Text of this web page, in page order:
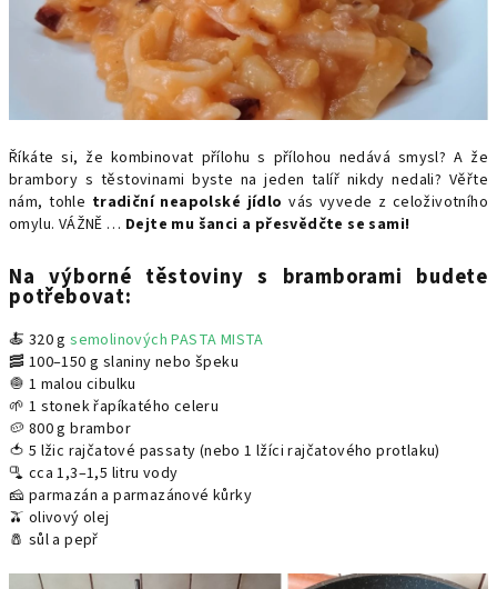
Říkáte si, že kombinovat přílohu s přílohou nedává smysl? A že
brambory s těstovinami byste na jeden talíř nikdy nedali? Věřte
nám, tohle tradiční neapolské jídlo vás vyvede z celoživotního
omylu. VÁŽNĚ … Dejte mu šanci a přesvědčte se sami!
Na výborné těstoviny s bramborami budete
potřebovat:
🍝 320 gsemolinových PASTA MISTA
🥓 100–150 g slaniny nebo špeku
🧅 1 malou cibulku
🌱 1 stonek řapíkatého celeru
🥔 800 g brambor
🍅 5 lžic rajčatové passaty (nebo 1 lžíci rajčatového protlaku)
🫗 cca 1,3–1,5 litru vody
🧀 parmazán a parmazánové kůrky
🫒 olivový olej
🧂 sůl a pepř